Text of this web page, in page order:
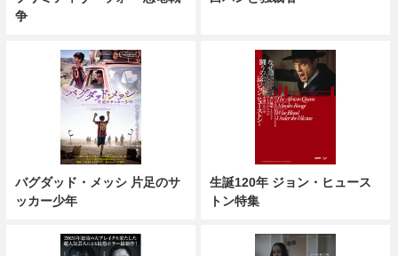
争
バグダッド・メッシ 片足のサ
ッカー少年
生誕120年 ジョン・ヒュース
トン特集